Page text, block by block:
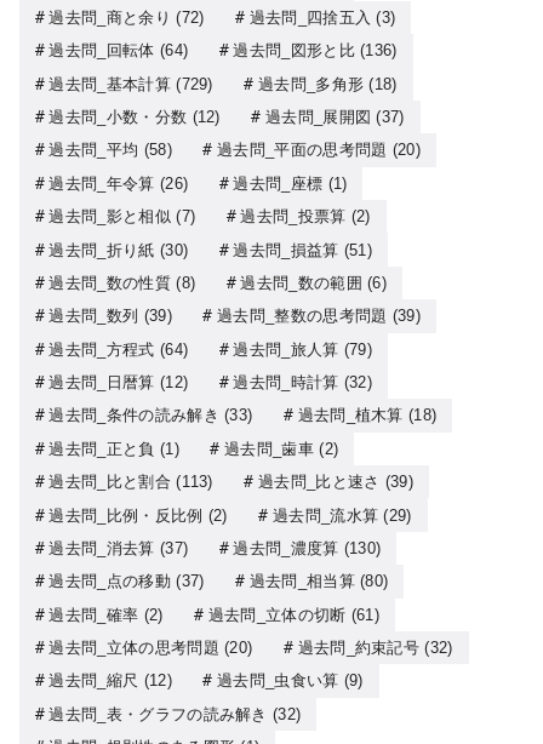
過去問_商と余り (72) 過去問_四捨五入 (3)
過去問_回転体 (64) 過去問_図形と比(136)
過去問_基本計算(729) 過去問_多角形 (18)
過去問_小数・分数 (12) 過去問_展開図 (37)
過去問_平均 (58) 過去問_平面の思考問題 (20)
過去問_年令算 (26) 過去問_座標 (1)
過去問_影と相似(7) 過去問_投票算 (2)
過去問_折り紙 (30) 過去問_損益算 (51)
過去問_数の性質(8) 過去問_数の範囲 (6)
過去問_数列 (39) 過去問_整数の思考問題 (39)
過去問_方程式 (64) 過去問_旅人算 (79)
過去問_日暦算 (12) 過去問_時計算 (32)
過去問_条件の読み解き (33) 過去問_植木算 (18)
過去問_正と負 (1) 過去問_歯車(2)
過去問_比と割合(113) 過去問_比と速さ (39)
過去問_比例・反比例 (2) 過去問_流水算 (29)
過去問_消去算 (37) 過去問_濃度算 (130)
過去問_点の移動(37) 過去問_相当算(80)
過去問_確率 (2) 過去問_立体の切断 (61)
過去問_立体の思考問題 (20) 過去問_約束記号 (32)
過去問_縮尺 (12) 過去問_虫食い算 (9)
過去問_表・グラフの読み解き (32)